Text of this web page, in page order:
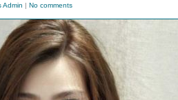
Admin | No comments